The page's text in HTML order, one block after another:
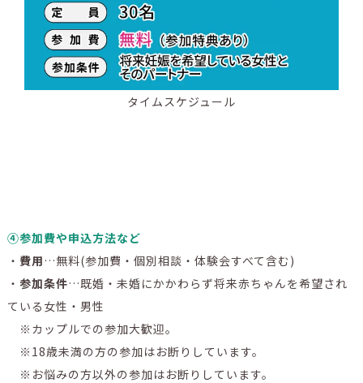
タイムスケジュール
➃参加費や申込方法など
・ 費用 …無料(参加費・個別相談・体験会すべて含む)
・ 参加条件…既婚・未婚にかかわらず将来赤ちゃんを希望され
ている女性・男性
※カップルでの参加大歓迎。
※18歳未満の方の参加はお断りしています。
※お悩みの方以外の参加はお断りしています。